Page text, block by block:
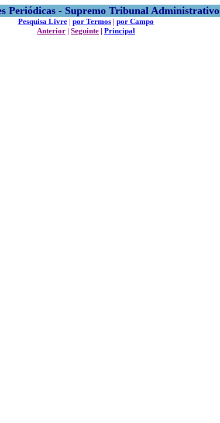
Periódicas - Supremo Tribunal Administrativo
Pesquisa Livre | por Termos | por Campo
Anterior | Seguinte | Principal